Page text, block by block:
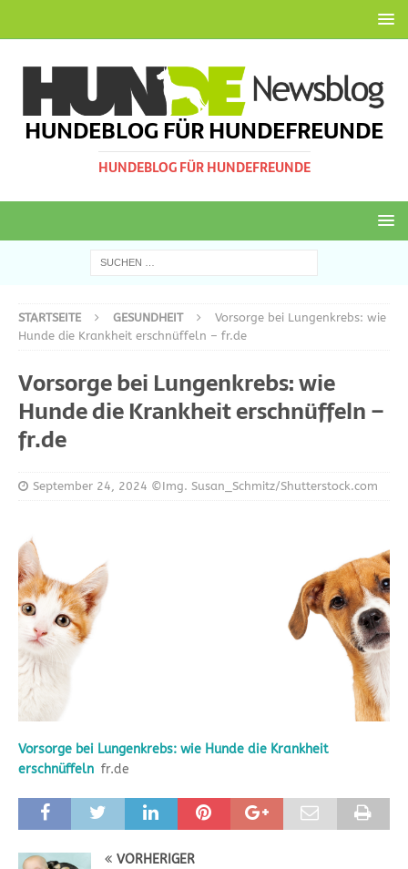
HUNDEBLOG FÜR HUNDEFREUNDE
HUNDEBLOG FÜR HUNDEFREUNDE
STARTSEITE GESUNDHEIT
Vorsorge bei Lungenkrebs: wie
Hunde die Krankheit erschnüffeln – fr.de
Vorsorge bei Lungenkrebs: wie
Hunde die Krankheit erschnüffeln –
fr.de
September 24, 2024 ©Img. Susan_Schmitz/Shutterstock.com
Vorsorge bei Lungenkrebs: wie Hunde die Krankheit
erschnüffeln fr.de
VORHERIGER